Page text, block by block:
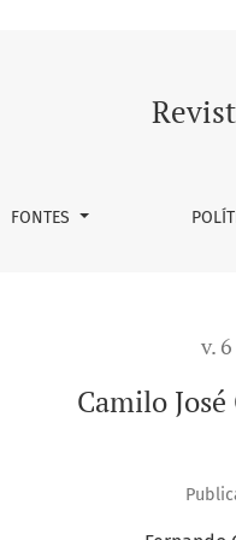
FONTES
v.
Camilo